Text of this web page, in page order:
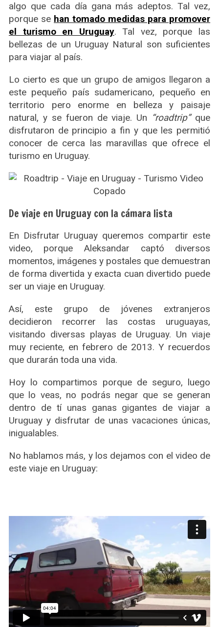
algo que cada día gana más adeptos. Tal vez,
porque se han tomado medidas para promover
el turismo en Uruguay. Tal vez, porque las
bellezas de un Uruguay Natural son suficientes
para viajar al país.
Lo cierto es que un grupo de amigos llegaron a
este pequeño país sudamericano, pequeño en
territorio pero enorme en belleza y paisaje
natural, y se fueron de viaje. Un “roadtrip”que
disfrutaron de principio a fin y que les permitió
conocer de cerca las maravillas que ofrece el
turismo en Uruguay.
De viaje en Uruguay con la cámara lista
En Disfrutar Uruguay queremos compartir este
video, porque Aleksandar captó diversos
momentos, imágenes y postales que demuestran
de forma divertida y exacta cuan divertido puede
ser un viaje en Uruguay.
Así, este grupo de jóvenes extranjeros
decidieron recorrer las costas uruguayas,
visitando diversas playas de Uruguay. Un viaje
muy reciente, en febrero de 2013. Y recuerdos
que durarán toda una vida.
Hoy lo compartimos porque de seguro, luego
que lo veas, no podrás negar que se generan
dentro de tí unas ganas gigantes de viajar a
Uruguay y disfrutar de unas vacaciones únicas,
inigualables.
No hablamos más, y los dejamos con el video de
este viaje en Uruguay: